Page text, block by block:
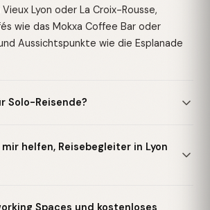
Lyon oder La Croix-Rousse,
wie das Mokxa Coffee Bar oder
Aussichtspunkte wie die Esplanade
Solo-Reisende?
helfen, Reisebegleiter in Lyon
Spaces und kostenloses